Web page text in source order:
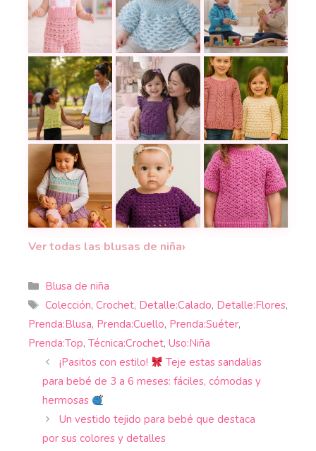
Conjunto para bebé a crochet: fácil, delicado y
Chambrita, Saco o Jersey a
El regalo más
De cuadros a moda infantil: Tutorial de top de
Blusita infantil a crochet: modelo
20 tutoriales de
Blusa Hada para niñas a dos agujas: aprende a
Blusa de Vestido para Bebé a
Suavidad y
Ver todas las blusas de niña›
Categorías
Blusa de niña
Etiquetas
Colección, Crochet, Detalle:Calado, Detalle:Flores,
Prenda:Blusa, Prenda:Cuello, Prenda:Suéter,
Prenda:Top, Técnica:Crochet, Uso:Niña
¡Pasitos con estilo!
Teje estas sandalias
para bebé de 3 a 6 meses: fáciles, cómodas y
hermosas
Un vestido tejido para bebé que destaca
por sus colores y detalles